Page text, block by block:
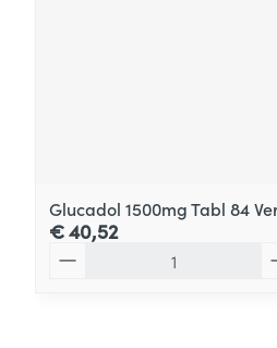
Glucadol 1500mg Tabl 84
€ 40,52